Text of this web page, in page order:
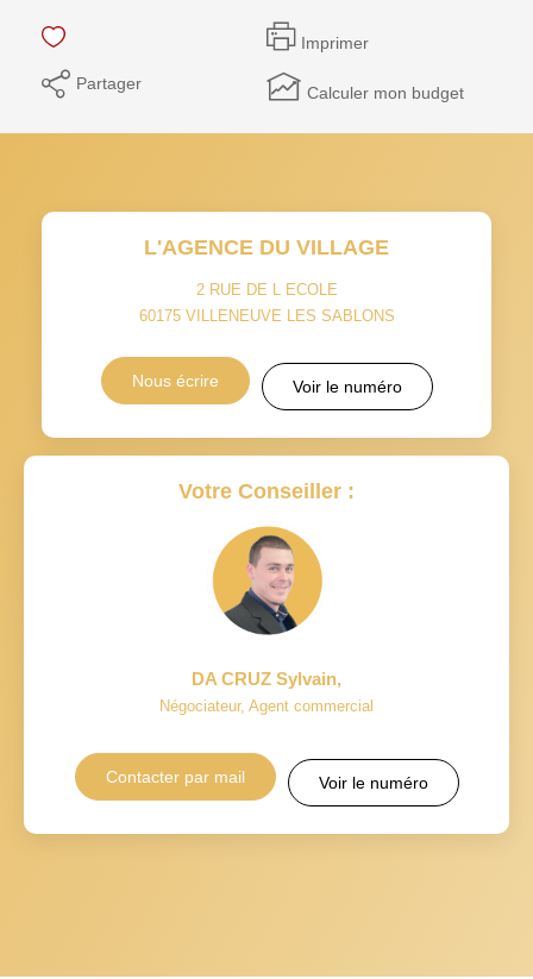
Imprimer
Partager Calculer mon budget
L'AGENCE DU VILLAGE
2 RUE DE L ECOLE
60175 VILLENEUVE LES SABLONS
Nous écrire Voir le numéro
Votre Conseiller :
DA CRUZ Sylvain,
Négociateur, Agent commercial
Contacter par mail Voir le numéro